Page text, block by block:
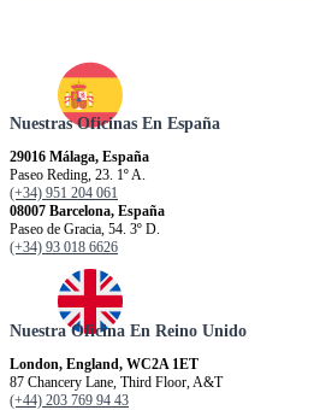
Nuestras Oficinas En España
29016 Málaga, España
Paseo Reding, 23. 1º A.
(+34) 951 204 061
08007 Barcelona, España
Paseo de Gracia, 54. 3º D.
(+34) 93 018 6626
Nuestra Oficina En Reino Unido
London, England, WC2A 1ET
87 Chancery Lane, Third Floor, A&T
(+44) 203 769 94 43